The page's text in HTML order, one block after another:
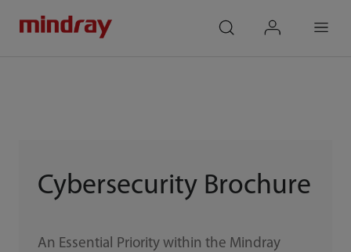
Cybersecurity Brochure
An Essential Priority within the Mindray